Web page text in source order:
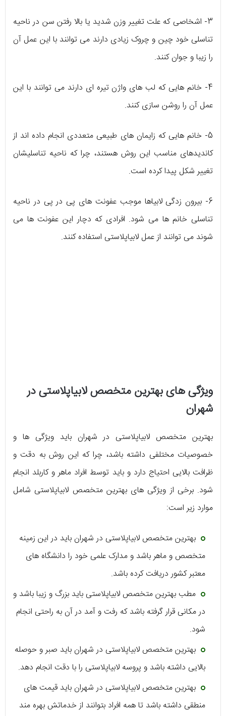
3- اشخاصی که علت تغییر وزن شدید یا بالا رفتن سن در ناحیه
تناسلی خود چین و چروک زیادی دارند می توانند با این عمل آن
را زیبا و جوان کنند.
4- خانم هایی که لب های واژن تیره ای دارند می توانند با این
عمل آن را روشن سازی کنند.
5- خانم هایی که زایمان های طبیعی متعددی انجام داده اند از
کاندیدهای مناسب این روش هستند، چرا که ناحیه تناسلیشان
تغییر شکل پیدا کرده است.
6- بیرون زدگی لابیاها موجب عفونت های پی در پی در ناحیه
تناسلی خانم ها می شود. افرادی که دچار این عفونت ها می
شوند می توانند از عمل لابیاپلاستی استفاده کنند.
ویژگی های بهترین متخصص لابیاپلاستی در
شهران
بهترین متخصص لابیاپلاستی در شهران باید ویژگی ها و
خصوصیات مختلفی داشته باشد، چرا که این روش به دقت و
ظرافت بالایی احتیاج دارد و باید توسط افراد ماهر و کاربلد انجام
شود. برخی از ویژگی های بهترین متخصص لابیاپلاستی شامل
موارد زیر است:
بهترین متخصص لابیاپلاستی در شهران باید در این زمینه
متخصص و ماهر باشد و مدارک علمی خود را دانشگاه های
معتبر کشور دریافت کرده باشد.
مطب بهترین متخصص لابیاپلاستی باید بزرگ و زیبا باشد و
در مکانی قرار گرفته باشد که رفت و آمد در آن به راحتی انجام
شود.
بهترین متخصص لابیاپلاستی در شهران باید صبر و حوصله
بالایی داشته باشد و پروسه لابیاپلاستی را با دقت انجام دهد.
بهترین متخصص لابیاپلاستی در شهران باید قیمت های
منطقی داشته باشد تا همه افراد بتوانند از خدماتش بهره مند